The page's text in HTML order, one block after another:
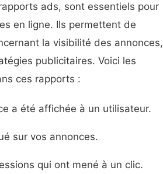
ads, sont essentiels pour
en ligne. Ils permettent de
la visibilité des annonces,
publicitaires. Voici les
ces rapports :
a été affichée à un utilisateur.
sur vos annonces.
qui ont mené à un clic.